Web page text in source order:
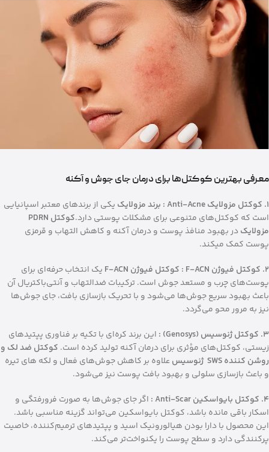
معرفی بهترین کوکتل‌ها برای درمان جای جوش و آکنه
1. کوکتل مزولایک Anti-Acne : برند مزولایک
یکی از برندهای معتبر اسپانیایی
است که کوکتل‌های متنوعی برای مشکلات پوستی دارد.
کوکتل PDRN
مزولایک در بهبود منافذ پوست و درمان آکنه و کاهش التهاب و قرمزی
پوست کمک میکند.
2. کوکتل فیوژن F-ACN : کوکتل فیوژن F-ACN
یک انتخاب حرفه‌ای برای
پوست‌های چرب و مستعد جوش است. ترکیبات ضدالتهاب و آنتی‌باکتریال آن
باعث بهبود سریع جوش‌ها می‌شود و با تحریک بازسازی بافت، جای جوش‌ها
نیز به مرور محو می‌گردد.
3. کوکتل ژنوسیس (Genosys) :
این برند کره‌ای با تکیه بر فناوری پپتیدهای
زیستی، کوکتل‌های مؤثری برای درمان آکنه تولید کرده است. کوکتل ضد لک و
روشن کننده SWS ژنوسیس
علاوه بر کاهش جوش‌های فعال و لکه های تیره
و باعث بازسازی سلولی و بهبود بافت پوست نیز می‌شود.
4. کوکتل بایواسکین Anti-Scar :
اگر جای جوش‌ها به صورت فرورفتگی و
اسکار باقی مانده باشد، کوکتل بایواسکین می‌تواند گزینه مناسبی باشد.
این محصول با دارا بودن هیالورونیک اسید و پپتیدهای ترمیم‌کننده، خاصیت
پرکنندگی دارد و سطح پوست را یکنواخت‌تر می‌کند.